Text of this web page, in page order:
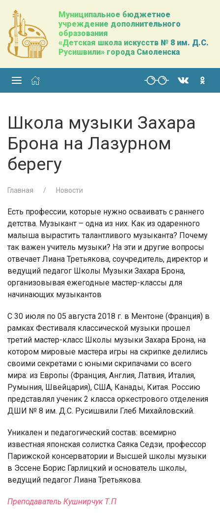
Муниципальное бюджетное
учреждение дополнительного
образования
«Детская школа искусств № 8 им. Д.С.
Русишвили» города Смоленска
Школа музыки Захара
Брона на Лазурном
берегу
Главная Новости
Есть профессии, которые нужно осваивать с раннего
детства. Музыкант – одна из них. Как из одаренного
малыша вырастить талантливого музыканта? Почему
так важен учитель музыки? На эти и другие вопросы
отвечает Лиана Третьякова, соучредитель, директор и
ведущий педагог Школы Музыки Захара Брона,
организовывая ежегодные мастер-классы для
начинающих музыкантов
С 30 июля по 05 августа 2018 г. в Ментоне (Франция) в
рамках Фестиваля классической музыки прошел
третий мастер-класс Школы музыки Захара Брона, на
котором мировые мастера игры на скрипке делились
своими секретами с юными скрипачами со всего
мира: из Европы (Франция, Англия, Латвия, Италия,
Румыния, Швейцария), США, Канады, Китая. Россию
представлял ученик 2 класса оркестрового отделения
ДШИ № 8 им. Д.С. Русишвили Глеб Михайловский.
Уникален и педагогический состав: всемирно
известная японская солистка Саяка Седзи, профессор
Парижской консерватории и Высшей школы музыки
в Эссене Борис Гарлицкий и основатель школы,
ведущий педагог Лиана Третьякова.
Преподаватель Кушнирчук Т.П